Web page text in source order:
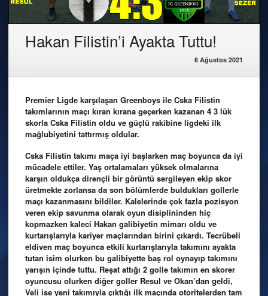
Hakan Filistin’i Ayakta Tuttu!
6 Ağustos 2021
Premier Ligde karşılaşan Greenboys ile Cska Filistin
takımlarının maçı kıran kırana geçerken kazanan 4 3 lük
skorla Cska Filistin oldu ve güçlü rakibine ligdeki ilk
mağlubiyetini tattırmış oldular.
Cska Filistin takımı maça iyi başlarken maç boyunca da iyi
mücadele ettiler. Yaş ortalamaları yüksek olmalarına
karşın oldukça dirençli bir görüntü sergileyen ekip skor
üretmekte zorlansa da son bölümlerde buldukları gollerle
maçı kazanmasını bildiler. Kalelerinde çok fazla pozisyon
veren ekip savunma olarak oyun disiplininden hiç
kopmazken kaleci Hakan galibiyetin mimarı oldu ve
kurtarışlarıyla kariyer maçlarından birini çıkardı. Tecrübeli
eldiven maç boyunca etkili kurtarışlarıyla takımını ayakta
tutan isim olurken bu galibiyette baş rol oynayıp takımını
yarışın içinde tuttu. Reşat attığı 2 golle takımın en skorer
oyuncusu olurken diğer goller Resul ve Okan’dan geldi,
Veli ise yeni takımıyla çıktığı ilk maçında otoritelerden tam